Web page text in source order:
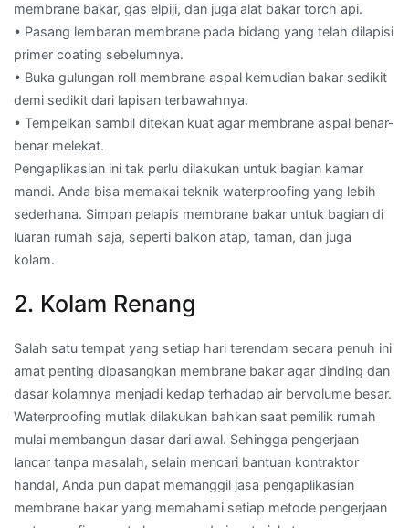
membrane bakar, gas elpiji, dan juga alat bakar torch api.
• Pasang lembaran membrane pada bidang yang telah dilapisi
primer coating sebelumnya.
• Buka gulungan roll membrane aspal kemudian bakar sedikit
demi sedikit dari lapisan terbawahnya.
• Tempelkan sambil ditekan kuat agar membrane aspal benar-
benar melekat.
Pengaplikasian ini tak perlu dilakukan untuk bagian kamar
mandi. Anda bisa memakai teknik waterproofing yang lebih
sederhana. Simpan pelapis membrane bakar untuk bagian di
luaran rumah saja, seperti balkon atap, taman, dan juga
kolam.
2. Kolam Renang
Salah satu tempat yang setiap hari terendam secara penuh ini
amat penting dipasangkan membrane bakar agar dinding dan
dasar kolamnya menjadi kedap terhadap air bervolume besar.
Waterproofing mutlak dilakukan bahkan saat pemilik rumah
mulai membangun dasar dari awal. Sehingga pengerjaan
lancar tanpa masalah, selain mencari bantuan kontraktor
handal, Anda pun dapat memanggil jasa pengaplikasian
membrane bakar yang memahami setiap metode pengerjaan